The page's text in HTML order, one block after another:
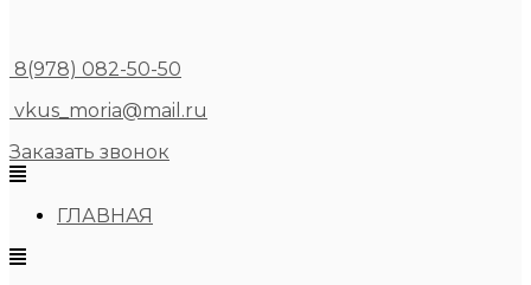
8(978) 082-50-50
vkus_moria@mail.ru
Заказать звонок
ГЛАВНАЯ